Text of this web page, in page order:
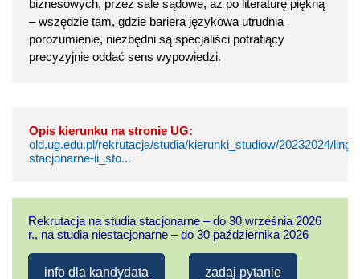
biznesowych, przez sale sądowe, aż po literaturę piękną
– wszędzie tam, gdzie bariera językowa utrudnia
porozumienie, niezbędni są specjaliści potrafiący
precyzyjnie oddać sens wypowiedzi.
Opis kierunku na stronie UG:
old.ug.edu.pl/rekrutacja/studia/kierunki_studiow/20232024/
stacjonarne-ii_sto...
Rekrutacja na studia stacjonarne – do 30 września 2026
r., na studia niestacjonarne – do 30 października 2026
info dla kandydata zadaj pytanie